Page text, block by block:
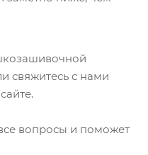
свяжитесь с нами
вопросы и поможет